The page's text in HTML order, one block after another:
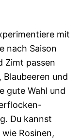
mit
nach Saison
Zimt passen
und
gute Wahl und
Du kannst
Rosinen,